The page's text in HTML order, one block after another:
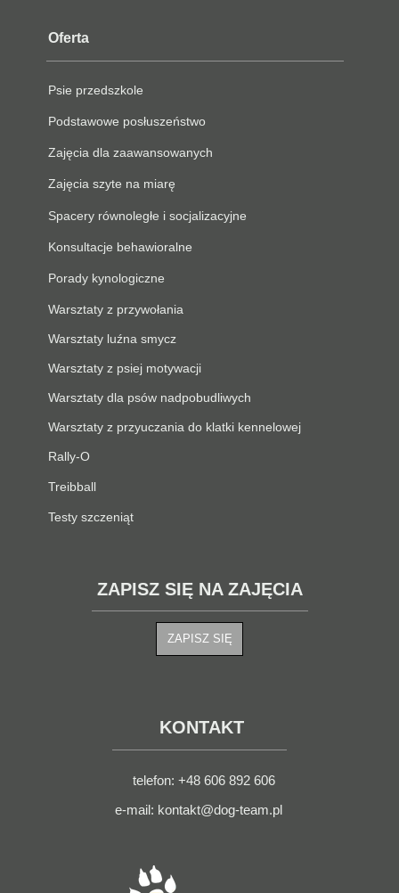
ZAPISZ SIĘ NA ZAJĘCIA
ZAPISZ SIĘ
Warsztaty z przyuczania do klatki kennelowej
Warsztaty dla psów nadpobudliwych
Warsztaty z psiej motywacji
telefon: +48 606 892 606
Warsztaty z przywołania
Warsztaty luźna smycz
Podstawowe posłuszeństwo
Psie przedszkole
Konsultacje behawioralne
Oferta
Spacery równoległe i socjalizacyjne
Porady kynologiczne
KONTAKT
e-mail: kontakt@dog-team.pl
Testy szczeniąt
Zajęcia dla zaawansowanych
Zajęcia szyte na miarę
Rally-O
Treibball